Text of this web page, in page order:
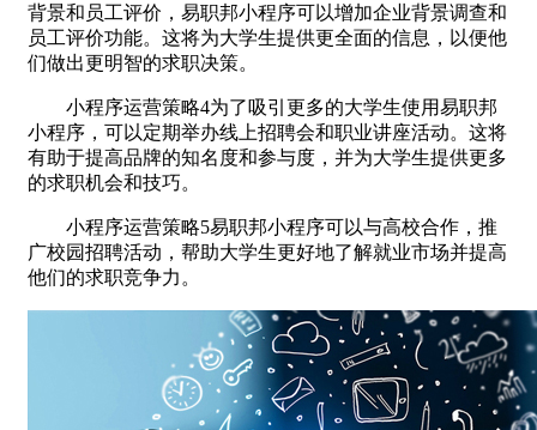
背景和员工评价，易职邦小程序可以增加企业背景调查和
员工评价功能。这将为大学生提供更全面的信息，以便他
们做出更明智的求职决策。
小程序运营策略4为了吸引更多的大学生使用易职邦
小程序，可以定期举办线上招聘会和职业讲座活动。这将
有助于提高品牌的知名度和参与度，并为大学生提供更多
的求职机会和技巧。
小程序运营策略5易职邦小程序可以与高校合作，推
广校园招聘活动，帮助大学生更好地了解就业市场并提高
他们的求职竞争力。